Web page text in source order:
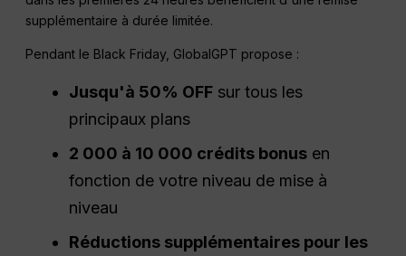
supplémentaire à durée limitée.
Pendant le Black Friday, GlobalGPT propose :
Jusqu'à 50% OFF sur tous les
principaux plans
2 000 à 10 000 crédits bonus en
fonction de votre niveau de mise à
niveau
Réductions supplémentaires pour les